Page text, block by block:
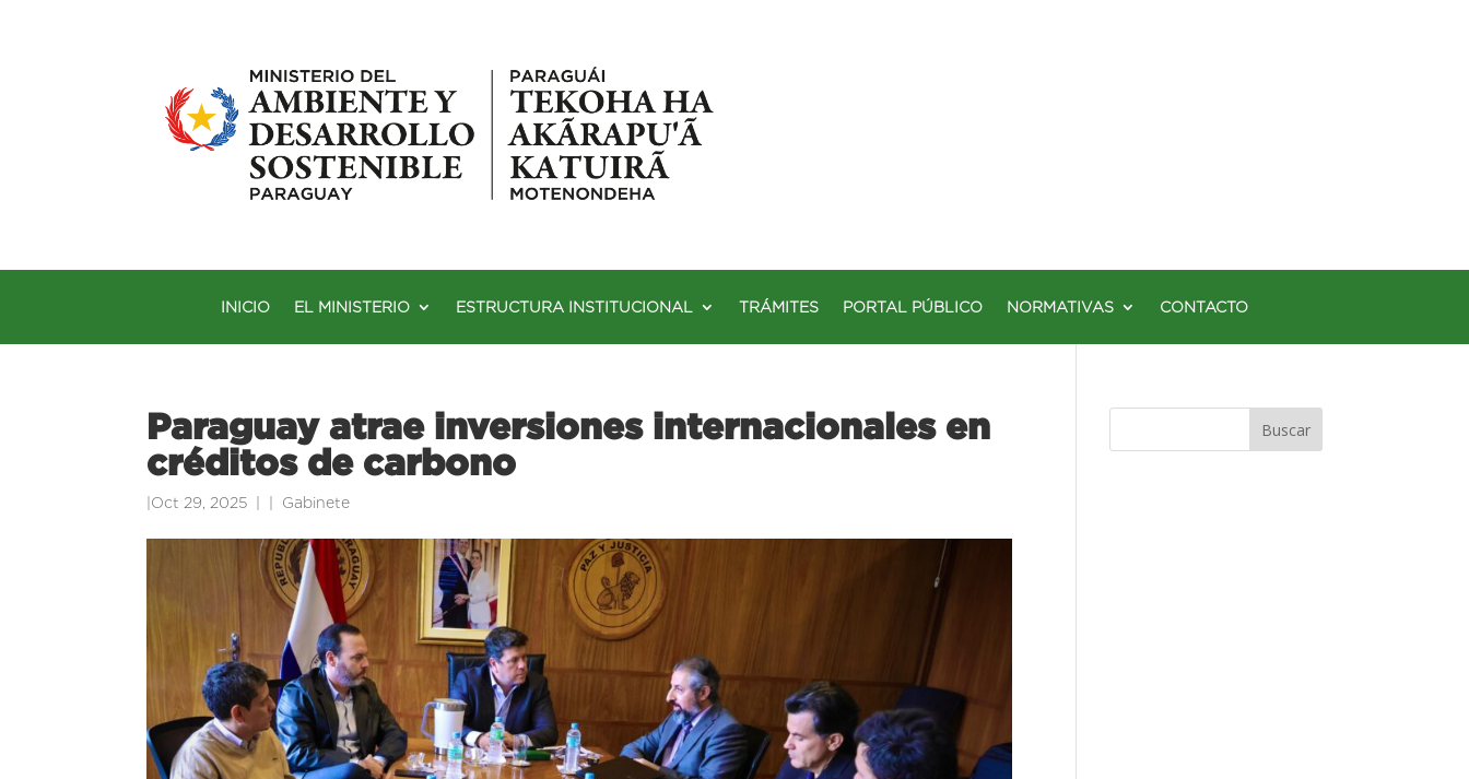
INICIO EL MINISTERIO ESTRUCTURA INSTITUCIONAL TRÁMITES PORTAL PÚBLICO NORMATIVAS CONTACTO
Paraguay atrae inversiones internacionales en
créditos de carbono
Oct 29, 2025 Gabinete
Buscar